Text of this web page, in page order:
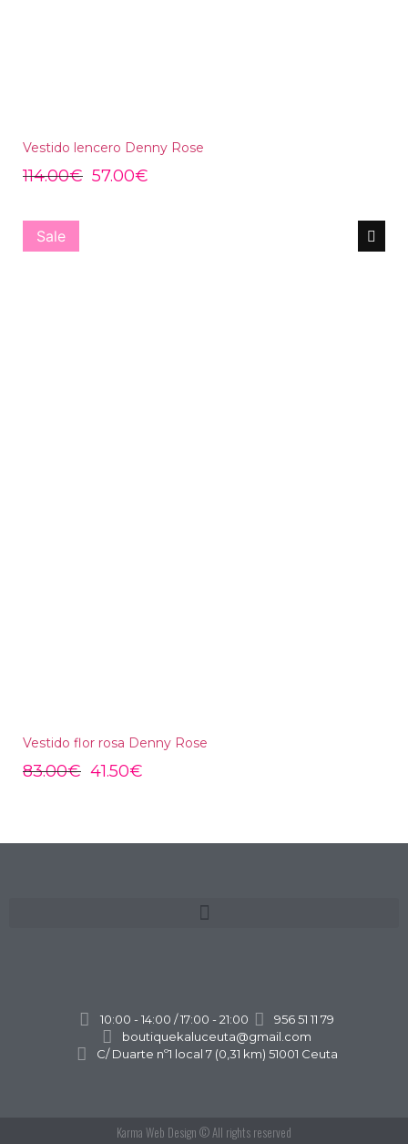
Vestido lencero Denny Rose
114.00€ 57.00€
Sale
Vestido flor rosa Denny Rose
83.00€ 41.50€
10:00 - 14:00 / 17:00 - 21:00
956 51 11 79
boutiquekaluceuta@gmail.com
C/ Duarte nº1 local 7 (0,31 km) 51001 Ceuta
Karma Web Design © All rights reserved